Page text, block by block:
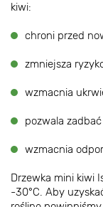
kiwi:
chroni przed
zmniejsza
wzmacnia
pozwala
wzmacnia
Drzewka mini kiwi
-30°С. Aby